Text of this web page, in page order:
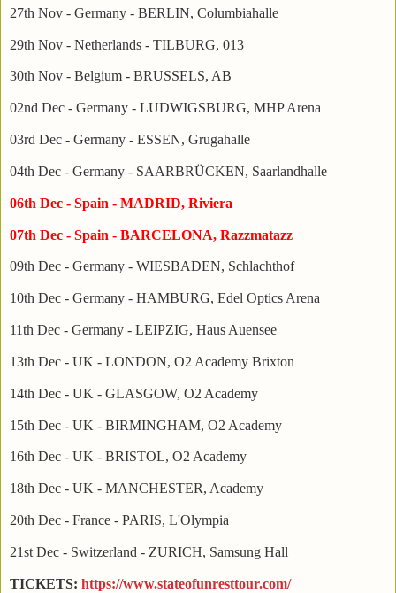
27th Nov - Germany - BERLIN, Columbiahalle
29th Nov - Netherlands - TILBURG, 013
30th Nov - Belgium - BRUSSELS, AB
02nd Dec - Germany - LUDWIGSBURG, MHP Arena
03rd Dec - Germany - ESSEN, Grugahalle
04th Dec - Germany - SAARBRÜCKEN, Saarlandhalle
06th Dec - Spain - MADRID, Riviera
07th Dec - Spain - BARCELONA, Razzmatazz
09th Dec - Germany - WIESBADEN, Schlachthof
10th Dec - Germany - HAMBURG, Edel Optics Arena
11th Dec - Germany - LEIPZIG, Haus Auensee
13th Dec - UK - LONDON, O2 Academy Brixton
14th Dec - UK - GLASGOW, O2 Academy
15th Dec - UK - BIRMINGHAM, O2 Academy
16th Dec - UK - BRISTOL, O2 Academy
18th Dec - UK - MANCHESTER, Academy
20th Dec - France - PARIS, L'Olympia
21st Dec - Switzerland - ZURICH, Samsung Hall
TICKETS: https://www.stateofunresttour.com/